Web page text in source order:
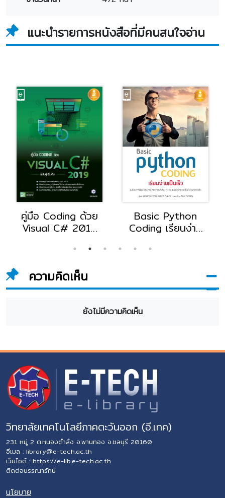
แนะนำรายการหนังสือที่มีคนสนใจอ่าน
คู่มือ Coding ด้วย
Visual C# 2019
Basic Python
Coding เรียนง่าย
ความคิดเห็น
ยังไม่มีความคิดเห็น
วิทยาลัยเทคโนโลยีภาคตะวันออก (อี.เทค)
231 หมู่ 2 ต.หนองตำลึง อ.พานทอง จ.ชลบุรี 20160
อีเมล : library@e-tech.ac.th
เว็บไซต์ : https://e-lib.e-tech.ac.th
ติดต่อบรรณารักษ์
นโยบาย